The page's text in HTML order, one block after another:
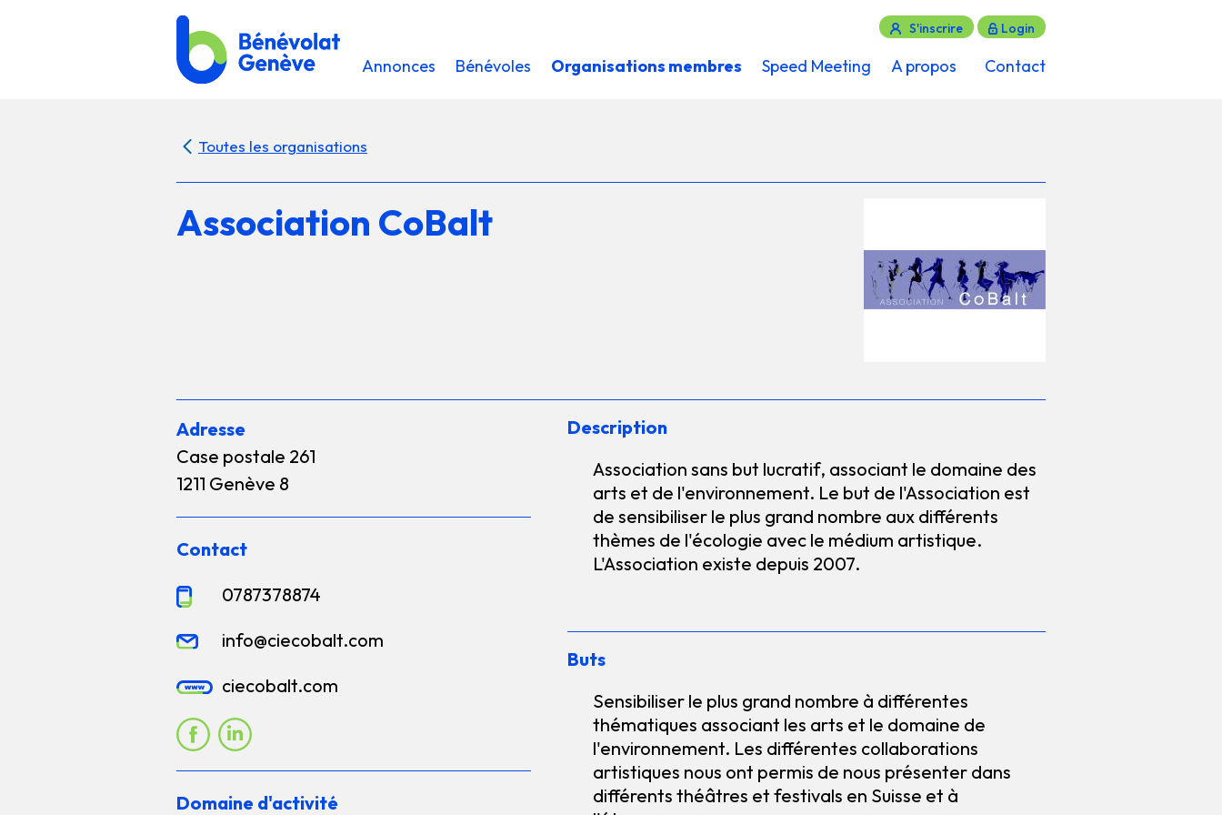
S'inscrire Login
Annonces Bénévoles Organisations membres Speed Meeting A propos Contact
Toutes les organisations
Association CoBalt
Adresse
Case postale 261
1211 Genève 8
Contact
0787378874
info@ciecobalt.com
ciecobalt.com
Domaine d'activité
Description
Association sans but lucratif, associant le domaine des
arts et de l'environnement. Le but de l'Association est
de sensibiliser le plus grand nombre aux différents
thèmes de l'écologie avec le médium artistique.
L'Association existe depuis 2007.
Buts
Sensibiliser le plus grand nombre à différentes
thématiques associant les arts et le domaine de
l'environnement. Les différentes collaborations
artistiques nous ont permis de nous présenter dans
différents théâtres et festivals en Suisse et à